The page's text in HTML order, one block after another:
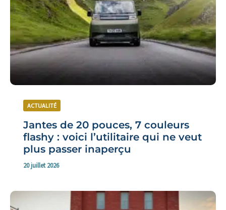
ACTUALITÉ
Jantes de 20 pouces, 7 couleurs
flashy : voici l’utilitaire qui ne veut
plus passer inaperçu
20 juillet 2026